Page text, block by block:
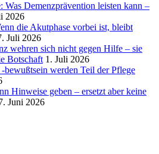
Demenzprävention leisten kann –
2026
die Akutphase vorbei ist, bleibt
Juli 2026
wehren sich nicht gegen Hilfe – sie
Botschaft 1. Juli 2026
bewußtsein werden Teil der Pflege
Hinweise geben – ersetzt aber keine
Juni 2026